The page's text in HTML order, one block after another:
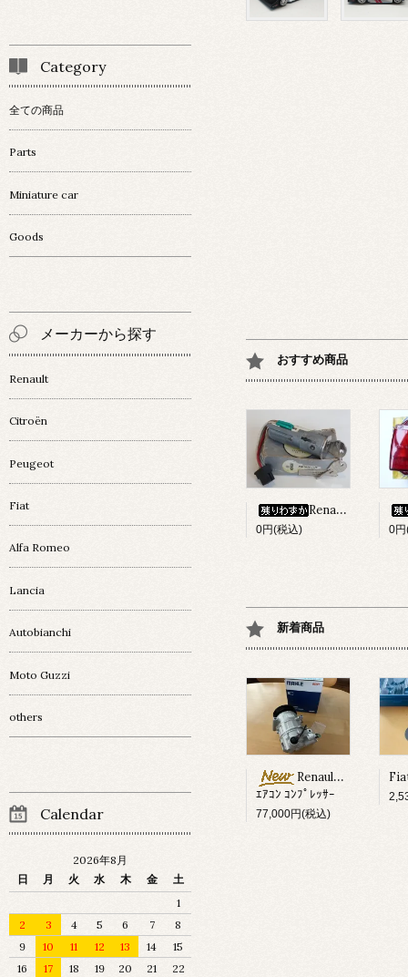
おすすめ商品
Renault 4 ｲｸﾞﾆｯｼｮﾝ・ｷｰｼﾘﾝﾀﾞｰset
0円(税込) 0
新着商品
Renault Megane ?
ｴｱｺﾝ ｺﾝﾌﾟﾚｯｻｰ
77,000円(税込)
Category
全ての商品
Parts
Miniature car
Goods
メーカーから探す
Renault
Citroën
Peugeot
Fiat
Alfa Romeo
Lancia
Autobianchi
Moto Guzzi
others
Calendar
2026年8月
日
月 火 水 木 金
土
1
2
3 4 5 6 7
8
9
10 11 12 13 14
15
16
17 18 19 20 21
22